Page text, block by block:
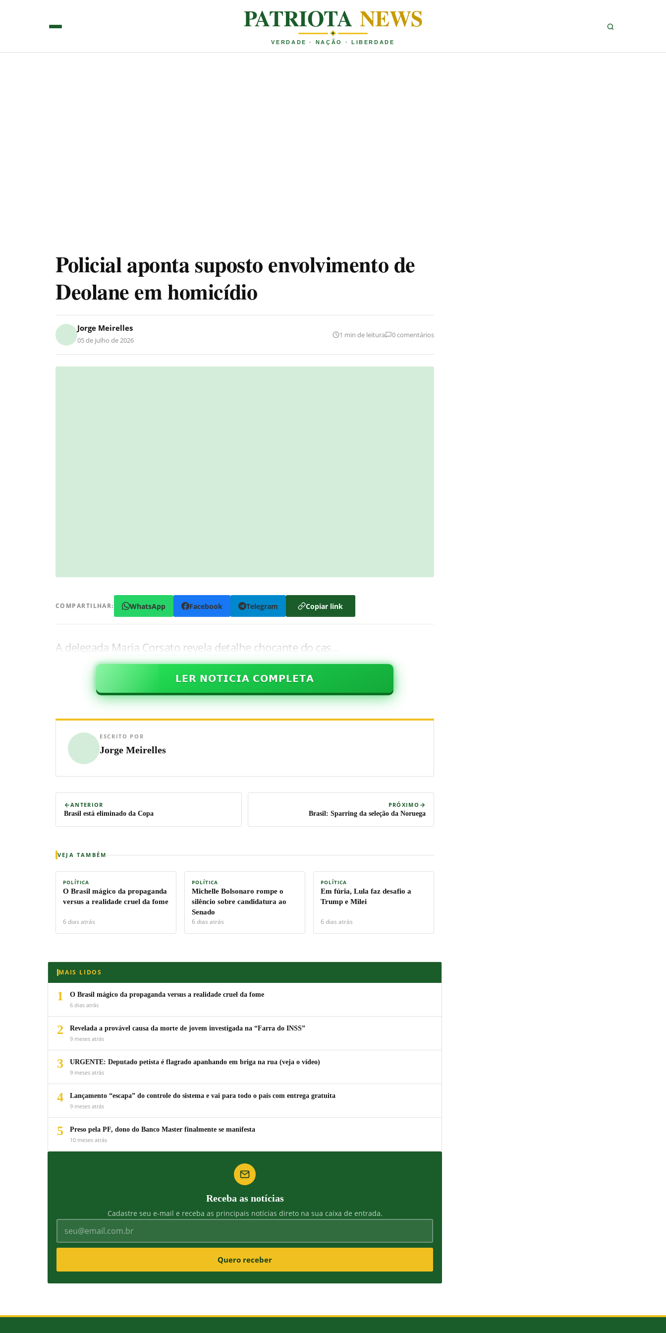
PATRIOTA NEWS
VERDADE · NAÇÃO · LIBERDADE
Policial aponta suposto envolvimento de
Deolane em homicídio
Jorge Meirelles
05 de julho de 2026
1 min de leitura 0 comentários
COMPARTILHAR: WhatsApp Facebook Telegram Copiar link
A delegada Maria Corsato revela detalhe chocante do cas…
𝗟𝗘𝗥 𝗡𝗢𝗧𝗜𝗖𝗜𝗔 𝗖𝗢𝗠𝗣𝗟𝗘𝗧𝗔
ESCRITO POR
Jorge Meirelles
ANTERIOR
Brasil está eliminado da Copa
PRÓXIMO
Brasil: Sparring da seleção da Noruega
VEJA TAMBÉM
POLÍTICA
O Brasil mágico da propaganda
versus a realidade cruel da fome
6 dias atrás
POLÍTICA
Michelle Bolsonaro rompe o
silêncio sobre candidatura ao
Senado
6 dias atrás
POLÍTICA
Em fúria, Lula faz desafio a
Trump e Milei
6 dias atrás
MAIS LIDOS
1
O Brasil mágico da propaganda versus a realidade cruel da fome
6 dias atrás
2
Revelada a provável causa da morte de jovem investigada na “Farra do INSS”
9 meses atrás
3
URGENTE: Deputado petista é flagrado apanhando em briga na rua (veja o vídeo)
9 meses atrás
4
Lançamento “escapa” do controle do sistema e vai para todo o país com entrega gratuita
9 meses atrás
5
Preso pela PF, dono do Banco Master finalmente se manifesta
10 meses atrás
Receba as notícias
Cadastre seu e-mail e receba as principais notícias direto na sua caixa de entrada.
Quero receber